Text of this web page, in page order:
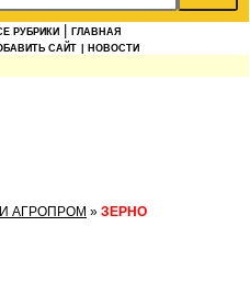
РУБРИКИ
ГЛАВНАЯ
САЙТ | НОВОСТИ
АГРОПРОМ » ЗЕРНО